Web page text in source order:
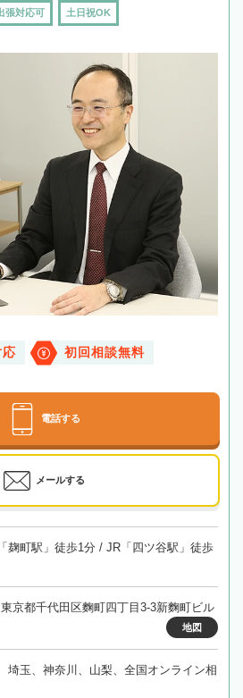
張対応可 土日祝OK
初回相談無料
電話する
メールする
麹町駅」徒歩1分 / JR「四ツ谷駅」徒歩
京都千代田区麴町四丁目3-3新麴町ビル
地図
埼玉、神奈川、山梨、全国オンライン相